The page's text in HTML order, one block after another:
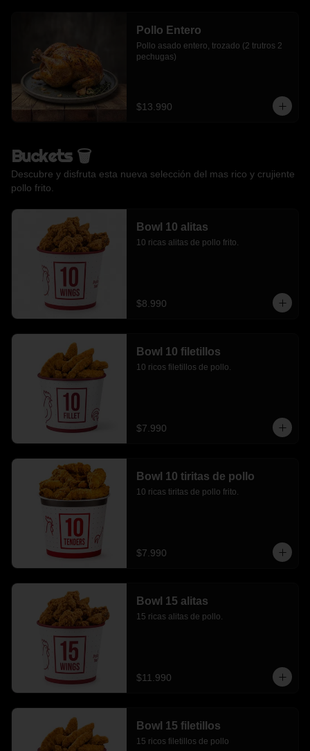
Pollo Entero
Pollo asado entero, trozado (2 trutros 2
pechugas)
$13.990
Buckets 🗑️
Descubre y disfruta esta nueva selección del mas rico y crujiente
pollo frito.
Bowl 10 alitas
10 ricas alitas de pollo frito.
$8.990
Bowl 10 filetillos
10 ricos filetillos de pollo.
$7.990
Bowl 10 tiritas de pollo
10 ricas tiritas de pollo frito.
$7.990
Bowl 15 alitas
15 ricas alitas de pollo.
$11.990
Bowl 15 filetillos
15 ricos filetillos de pollo